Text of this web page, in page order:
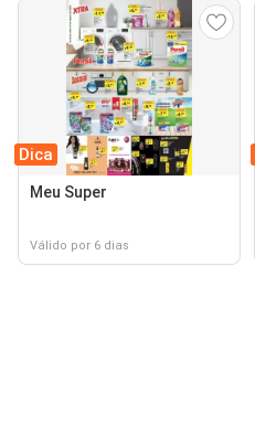
Dica
Meu Super
Válido por 6 dias